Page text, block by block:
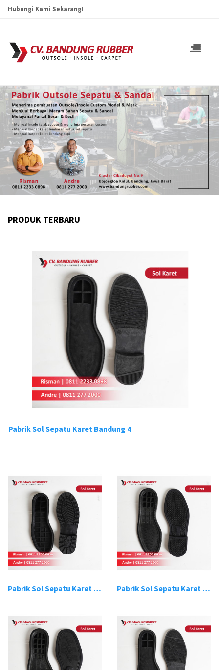
Hubungi Kami Sekarang!
PRODUK TERBARU
Pabrik Sol Sepatu Karet Bandung 4
Pabrik Sol Sepatu Karet Bandung 1 Pabrik Sol Sepatu Karet Bandung 2